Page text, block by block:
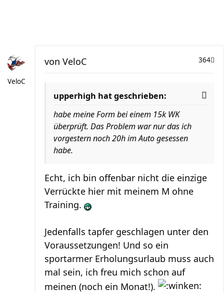
VeloC
364
von VeloC
upperhigh hat geschrieben:
habe meine Form bei einem 15k WK
überprüft. Das Problem war nur das ich
vorgestern noch 20h im Auto gesessen
habe.
Echt, ich bin offenbar nicht die einzige
Verrückte hier mit meinem M ohne
Training.
Jedenfalls tapfer geschlagen unter den
Voraussetzungen! Und so ein
sportarmer Erholungsurlaub muss auch
mal sein, ich freu mich schon auf
meinen (noch ein Monat!).